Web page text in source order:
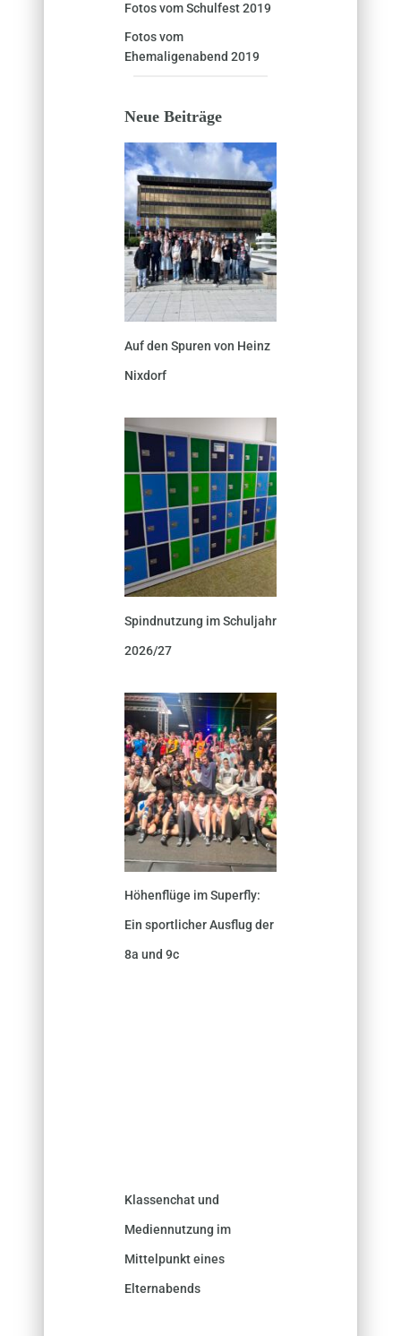
Fotos vom Schulfest 2019
Fotos vom
Ehemaligenabend 2019
Neue Beiträge
Auf den Spuren von Heinz
Nixdorf
Spindnutzung im Schuljahr
2026/27
Höhenflüge im Superfly:
Ein sportlicher Ausflug der
8a und 9c
Klassenchat und
Mediennutzung im
Mittelpunkt eines
Elternabends